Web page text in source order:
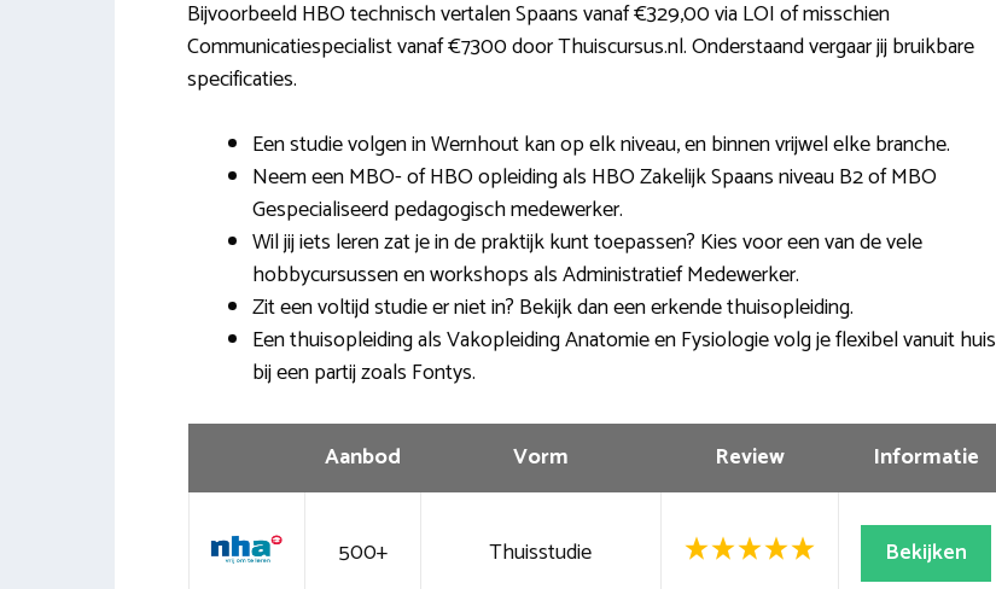
Bijvoorbeeld HBO technisch vertalen Spaans vanaf €329,00 via LOI of misschien
Communicatiespecialist vanaf €7300 door Thuiscursus.nl. Onderstaand vergaar jij bruikbare
specificaties.
Een studie volgen in Wernhout kan op elk niveau, en binnen vrijwel elke branche.
Neem een MBO- of HBO opleiding als HBO Zakelijk Spaans niveau B2 of MBO
Gespecialiseerd pedagogisch medewerker.
Wil jij iets leren zat je in de praktijk kunt toepassen? Kies voor een van de vele
hobbycursussen en workshops als Administratief Medewerker.
Zit een voltijd studie er niet in? Bekijk dan een erkende thuisopleiding.
Een thuisopleiding als Vakopleiding Anatomie en Fysiologie volg je flexibel vanuit huis
bij een partij zoals Fontys.
Aanbod Vorm Review Informatie
500+ Thuisstudie Bekijken